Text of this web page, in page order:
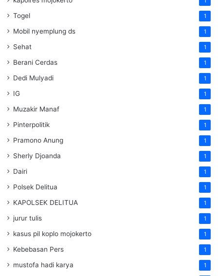
Togel 1
Mobil nyemplung ds 1
Sehat 1
Berani Cerdas 1
Dedi Mulyadi 1
IG 1
Muzakir Manaf 1
Pinterpolitik 1
Pramono Anung 1
Sherly Djoanda 1
Dairi 1
Polsek Delitua 1
KAPOLSEK DELITUA 1
jurur tulis 1
kasus pil koplo mojokerto 1
Kebebasan Pers 1
mustofa hadi karya 1